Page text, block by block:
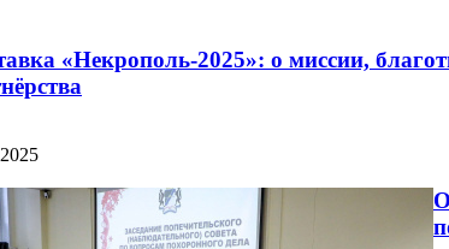
«Некрополь-2025»: о миссии,